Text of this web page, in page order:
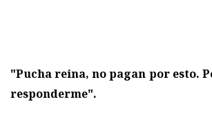
"Pucha reina, no pagan por esto.
responderme".